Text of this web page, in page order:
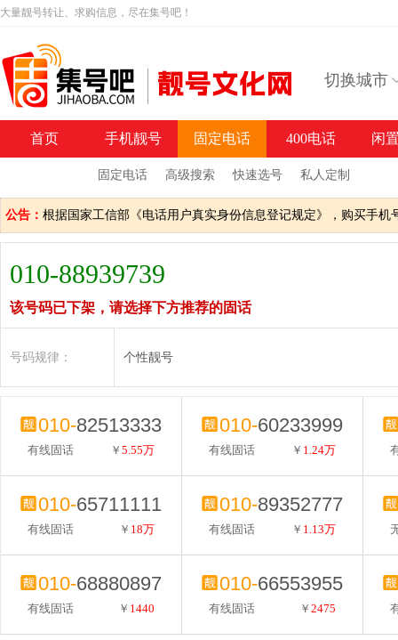
大量靓号转让、求购信息，尽在集号吧！
切换城市
首页 手机靓号 固定电话
固定电话 高级搜索 快速选号 私人定制
400电话 闲
公告： 根据国家工信部《电话用户真实身份信息登记规定》，购买手
010-88939739
该号码已下架，请选择下方推荐的固话
号码规律： 个性靓号
010-82513333
有线固话 ￥ 5.55万
010-60233999
有线固话 ￥ 1.24万
010-65711111
有线固话 ￥ 18万
010-89352777
有线固话 ￥ 1.13万
010-68880897
有线固话 ￥ 1440
010-66553955
有线固话 ￥ 2475